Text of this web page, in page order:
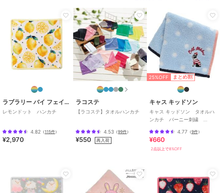
ラブラリー バイ フェイラー
レモンドット ハンカチ
4.82 （115件）
¥2,970
ラコステ
【ラコステ】タオルハンカチ
4.53 （99件）
¥550 再入荷
25%OFF まとめ割
キャス キッドソン
キャス キッドソン タオルハ
ンカチ バーニー刺繍
4.77 （9件）
¥660
2点以上で8%OFF